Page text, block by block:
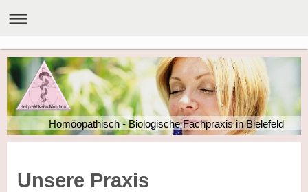
Homöopathisch - Biologische Fachpraxis in Bielefeld
Unsere Praxis